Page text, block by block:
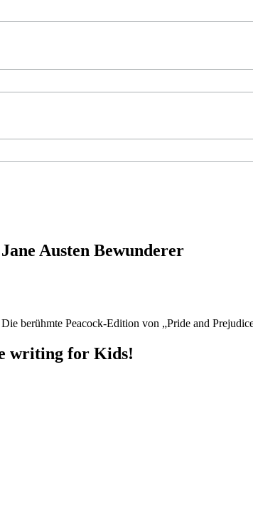
Austen Bewunderer
berühmte Peacock-Edition von „Pride and
writing for Kids!